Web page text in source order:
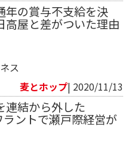
年の賞与不支給を決
高屋と差がついた理由
ス
麦とホップ| 2020/11/13
連結から外した
ラントで瀬戸際経営が